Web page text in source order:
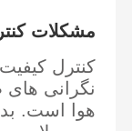
مشکلات
کنترل
نگرانی
هوا است.